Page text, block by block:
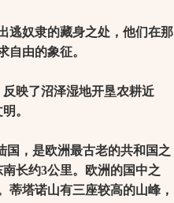
奴隶的藏身之处，他们在那
自由的象征。
映了沼泽湿地开垦农耕近
。
，是欧洲最古老的共和国之
长约3公里。欧洲的国中之
蒂塔诺山有三座较高的山峰，